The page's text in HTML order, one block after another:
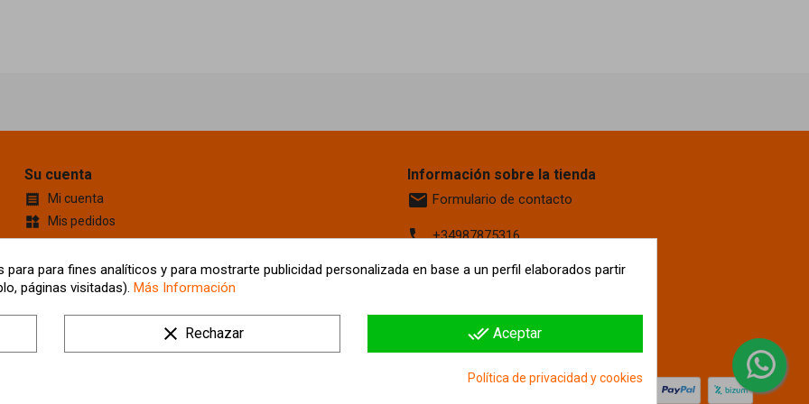
Su cuenta
 Mi cuenta
widgets Mis pedidos
Cupones de descuento
account_box Información personal
location_on Mis Direcciones
Tus ajustes de cookies
Información sobre la tienda
email Formulario de contacto
phone+34987875316
location_on Calle La Fontanilla, 6
para fines analíticos y para mostrarte publicidad personalizada en base a un perfil elaborados partir
páginas visitadas). Más Información
clear Rechazar done_all Aceptar
Política de privacidad y cookies